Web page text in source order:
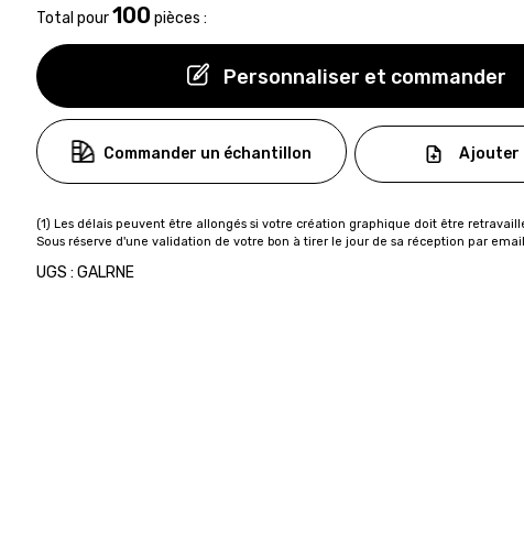
Personnaliser et commander
Total pour100 pièces :
Commander un échantillon Ajouter
UGS : GALRNE